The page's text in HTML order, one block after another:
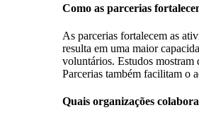
Como as parcerias
As parcerias fortalecem as
resulta em uma maior
voluntários. Estudos mostram
Parcerias também facilitam o
Quais organizações